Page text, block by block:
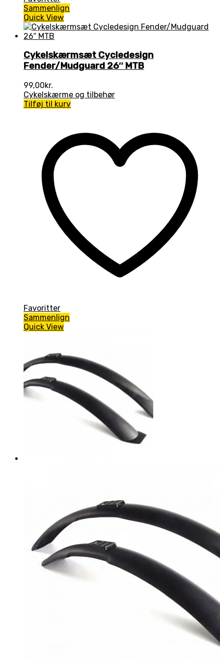
Sammenlign
Quick View
Cykelskærmsæt Cycledesign
Fender/Mudguard 26″ MTB
99,00kr.
Cykelskærme og tilbehør
Tilføj til kurv
Favoritter
Sammenlign
Quick View